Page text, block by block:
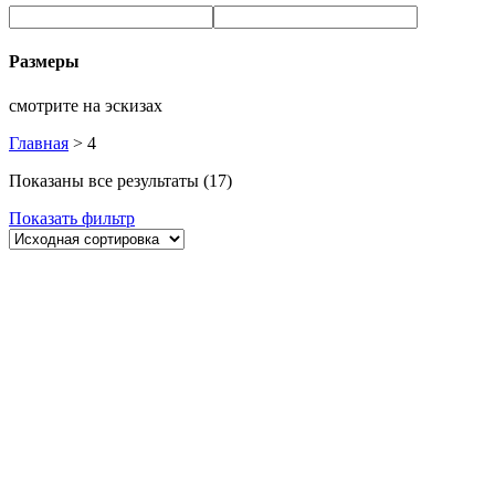
Размеры
смотрите на эскизах
Главная > 4
Показаны все результаты (17)
Показать фильтр